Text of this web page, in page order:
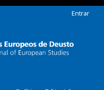
Entrar